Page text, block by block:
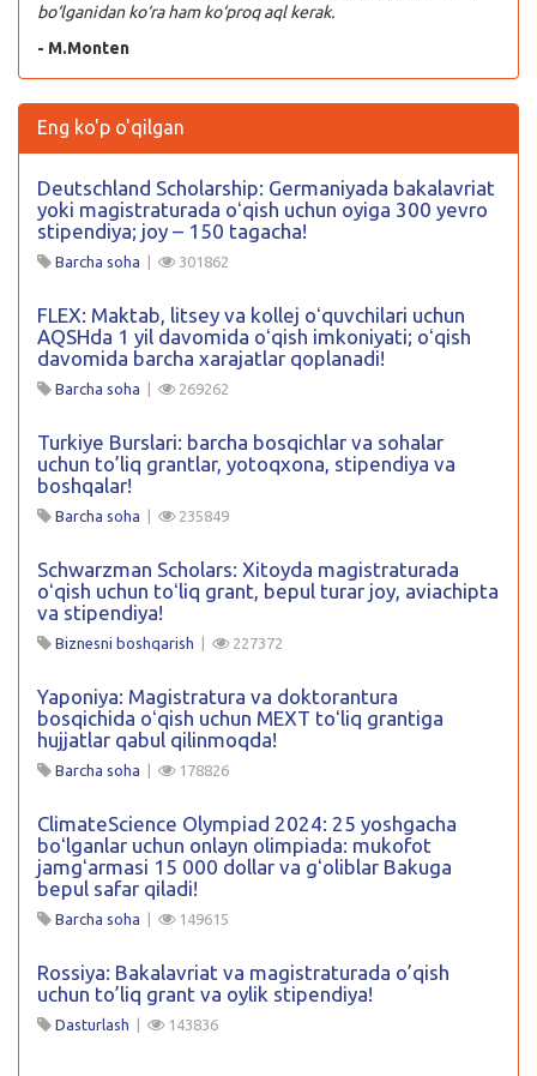
bo‘lganidan ko‘ra ham ko‘proq aql kerak.
- M.Monten
Eng ko'p o'qilgan
Deutschland Scholarship: Germaniyada bakalavriat
yoki magistraturada oʻqish uchun oyiga 300 yevro
stipendiya; joy – 150 tagacha!
Barcha soha | 301862
FLEX: Maktab, litsey va kollej oʻquvchilari uchun
AQSHda 1 yil davomida oʻqish imkoniyati; oʻqish
davomida barcha xarajatlar qoplanadi!
Barcha soha | 269262
Turkiye Burslari: barcha bosqichlar va sohalar
uchun to’liq grantlar, yotoqxona, stipendiya va
boshqalar!
Barcha soha | 235849
Schwarzman Scholars: Xitoyda magistraturada
oʻqish uchun toʻliq grant, bepul turar joy, aviachipta
va stipendiya!
Biznesni boshqarish | 227372
Yaponiya: Magistratura va doktorantura
bosqichida oʻqish uchun MEXT toʻliq grantiga
hujjatlar qabul qilinmoqda!
Barcha soha | 178826
ClimateScience Olympiad 2024: 25 yoshgacha
boʻlganlar uchun onlayn olimpiada: mukofot
jamgʻarmasi 15 000 dollar va gʻoliblar Bakuga
bepul safar qiladi!
Barcha soha | 149615
Rossiya: Bakalavriat va magistraturada o’qish
uchun to’liq grant va oylik stipendiya!
Dasturlash | 143836